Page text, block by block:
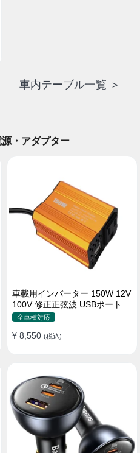
車内テーブル一覧 ＞
源・アダプター
車載用インバーター 150W 12V
100V 修正正弦波 USBポート2
口 コンバーター 防災用品 チャ
全車種対応
¥ 8,550 (税込)